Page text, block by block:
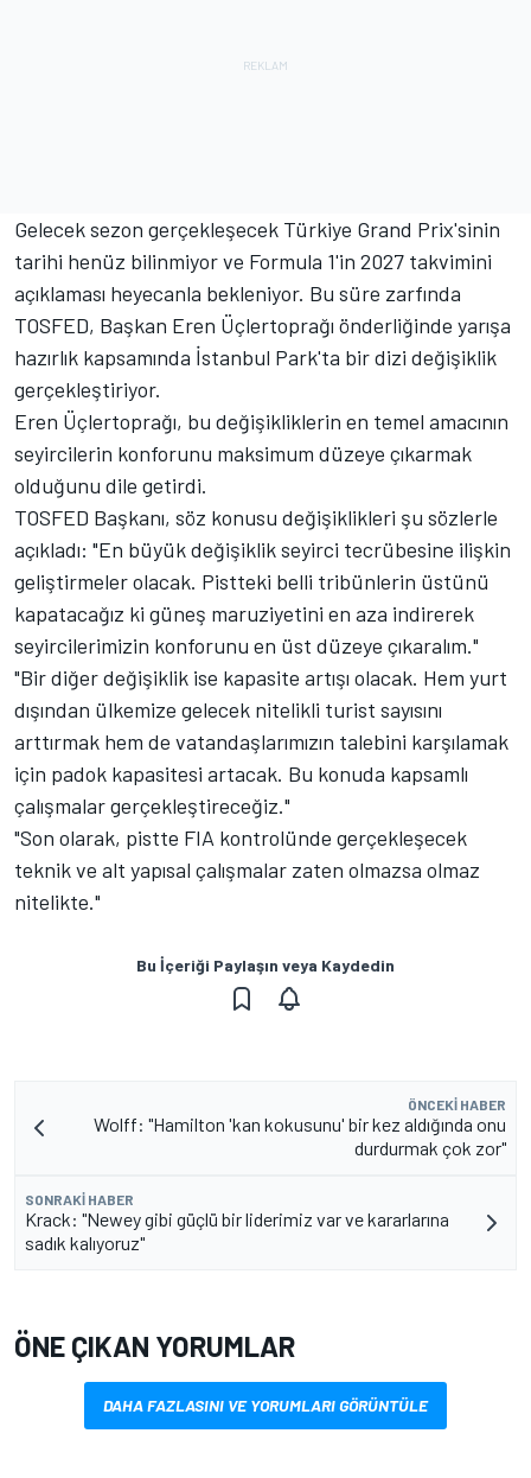
Gelecek sezon gerçekleşecek Türkiye Grand Prix'sinin
tarihi henüz bilinmiyor ve Formula 1'in 2027 takvimini
açıklaması heyecanla bekleniyor. Bu süre zarfında
TOSFED, Başkan Eren Üçlertoprağı önderliğinde yarışa
hazırlık kapsamında İstanbul Park'ta bir dizi değişiklik
gerçekleştiriyor.
Eren Üçlertoprağı, bu değişikliklerin en temel amacının
seyircilerin konforunu maksimum düzeye çıkarmak
olduğunu dile getirdi.
TOSFED Başkanı, söz konusu değişiklikleri şu sözlerle
açıkladı: "En büyük değişiklik seyirci tecrübesine ilişkin
geliştirmeler olacak. Pistteki belli tribünlerin üstünü
kapatacağız ki güneş maruziyetini en aza indirerek
seyircilerimizin konforunu en üst düzeye çıkaralım."
"Bir diğer değişiklik ise kapasite artışı olacak. Hem yurt
dışından ülkemize gelecek nitelikli turist sayısını
arttırmak hem de vatandaşlarımızın talebini karşılamak
için padok kapasitesi artacak. Bu konuda kapsamlı
çalışmalar gerçekleştireceğiz."
"Son olarak, pistte FIA kontrolünde gerçekleşecek
teknik ve alt yapısal çalışmalar zaten olmazsa olmaz
nitelikte."
Bu İçeriği Paylaşın veya Kaydedin
ÖNCEKI HABER
Wolff: "Hamilton 'kan kokusunu' bir kez aldığında onu
durdurmak çok zor"
SONRAKI HABER
Krack: "Newey gibi güçlü bir liderimiz var ve kararlarına
sadık kalıyoruz"
ÖNE ÇIKAN YORUMLAR
DAHA FAZLASINI VE YORUMLARI GÖRÜNTÜLE